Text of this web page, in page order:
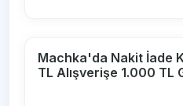
Machka'da Nakit İade
TL Alışverişe 1.000 TL